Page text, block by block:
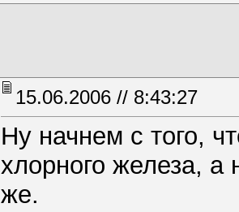
15.06.2006 // 8:43:27
Ну начнем с того,
хлорного железа, а
же.